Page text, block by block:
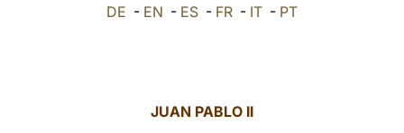
العربيّة DE - EN - ES - FR - IT - PT
JUAN PABLO II